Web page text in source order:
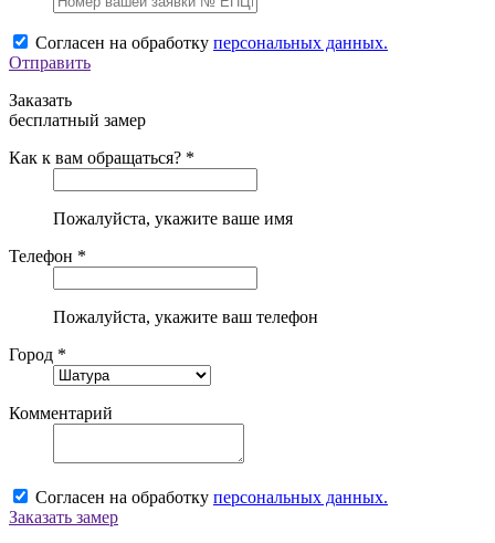
Согласен на обработку персональных данных.
Отправить
Заказать
бесплатный замер
Как к вам обращаться? *
Пожалуйста, укажите ваше имя
Телефон *
Пожалуйста, укажите ваш телефон
Город *
Комментарий
Согласен на обработку персональных данных.
Заказать замер